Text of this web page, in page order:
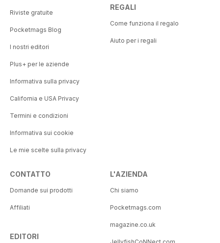
Riviste gratuite
Pocketmags Blog
I nostri editori
Plus+ per le aziende
Informativa sulla privacy
California e USA Privacy
Termini e condizioni
Informativa sui cookie
Le mie scelte sulla privacy
REGALI
Come funziona il regalo
Aiuto per i regali
CONTATTO
Domande sui prodotti
Affiliati
EDITORI
L'AZIENDA
Chi siamo
Pocketmags.com
magazine.co.uk